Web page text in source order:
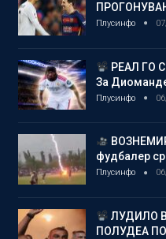
Плусинфо
РЕАЛ ГО
За
Плусинфо
фудбалер
Плусинфо
ЛУДИЛО
ПОЛУДЕА